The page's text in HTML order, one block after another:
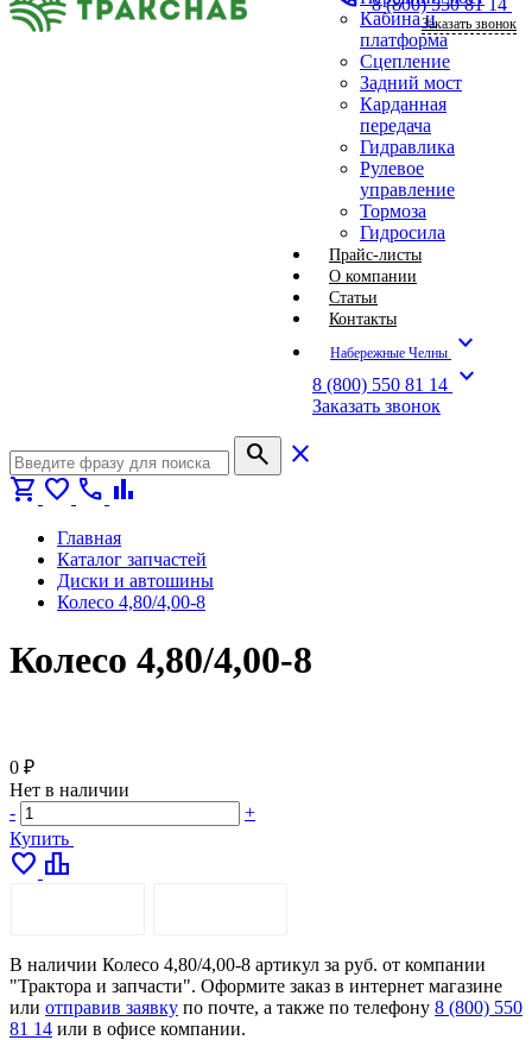
Кабина и
платформа
Сцепление
Задний мост
Карданная
передача
Гидравлика
Рулевое
управление
Тормоза
Гидросила
Прайс-листы
О компании
Статьи
Контакты
Набережные Челны expand_more
8 (800) 550 81 14 expand_more
Заказать звонок
Заказать звонок
search
close
shopping_cart favorite call bar_chart
Главная
Каталог запчастей
Диски и автошины
Колесо 4,80/4,00-8
Колесо 4,80/4,00-8
0 ₽
Нет в наличии
-
+
Купить
favorite leaderboard
В наличии Колесо 4,80/4,00-8 артикул за руб. от компании
"Трактора и запчасти". Оформите заказ в интернет магазине
или отправив заявку по почте, а также по телефону 8 (800) 550
81 14 или в офисе компании.